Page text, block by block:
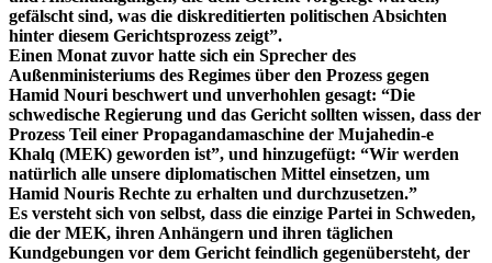
gefälscht sind, was die diskreditierten politischen Absichten
hinter diesem Gerichtsprozess zeigt”.
Einen Monat zuvor hatte sich ein Sprecher des
Außenministeriums des Regimes über den Prozess gegen
Hamid Nouri beschwert und unverhohlen gesagt: “Die
schwedische Regierung und das Gericht sollten wissen, dass der
Prozess Teil einer Propagandamaschine der Mujahedin-e
Khalq (MEK) geworden ist”, und hinzugefügt: “Wir werden
natürlich alle unsere diplomatischen Mittel einsetzen, um
Hamid Nouris Rechte zu erhalten und durchzusetzen.”
Es versteht sich von selbst, dass die einzige Partei in Schweden,
die der MEK, ihren Anhängern und ihren täglichen
Kundgebungen vor dem Gericht feindlich gegenübersteht, der